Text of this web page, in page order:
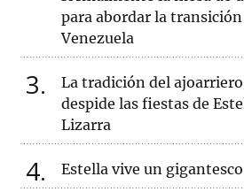
para abordar la
Venezuela
3
La tradición del
despide las fiestas de
Lizarra
4 Estella vive un